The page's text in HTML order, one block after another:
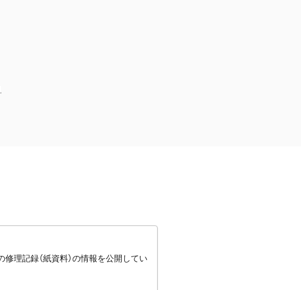
理記録（紙資料）の情報を公開してい